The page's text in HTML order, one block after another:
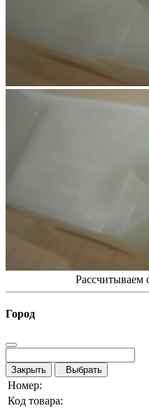
Рассчитываем
Город
Закрыть Выбрать
Номер:
Код товара: